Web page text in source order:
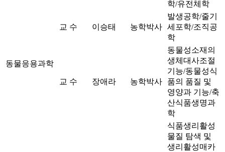
동물응용과학
학/유전체학
교 수 이승태 농학박사
발생공학/줄기
세포학/조직공
학
교 수 장애라 농학박사
동물성소재의
생체대사조절
기능/동물성식
품의 품질 및
영양과 기능/축
산식품생명과
학
식품생리활성
물질 탐색 및
생리활성매카